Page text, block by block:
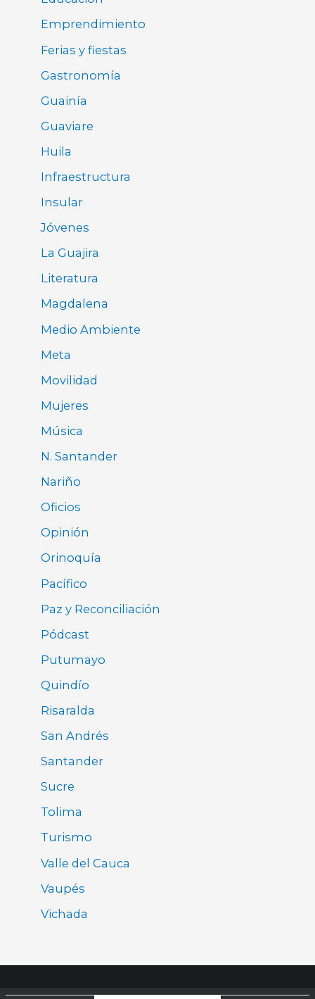
Emprendimiento
Ferias y fiestas
Gastronomía
Guainía
Guaviare
Huila
Infraestructura
Insular
Jóvenes
La Guajira
Literatura
Magdalena
Medio Ambiente
Meta
Movilidad
Mujeres
Música
N. Santander
Nariño
Oficios
Opinión
Orinoquía
Pacífico
Paz y Reconciliación
Pódcast
Putumayo
Quindío
Risaralda
San Andrés
Santander
Sucre
Tolima
Turismo
Valle del Cauca
Vaupés
Vichada